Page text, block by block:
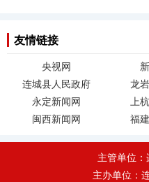
友情链接
央视网
连城县人民政府
龙
永定新闻网
上
闽西新闻网
福
主管单位
主办单位：